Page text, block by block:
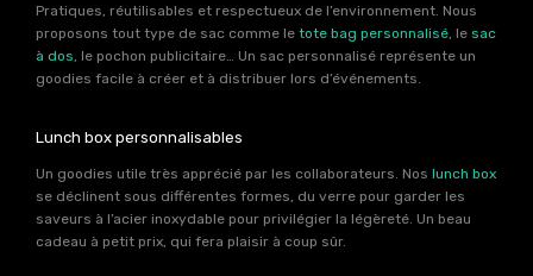
Pratiques, réutilisables et respectueux de l’environnement. Nous
proposons tout type de sac comme le tote bag personnalisé, le sac
à dos, le pochon publicitaire… Un sac personnalisé représente un
goodies facile à créer et à distribuer lors d’événements.
Lunch box personnalisables
Un goodies utile très apprécié par les collaborateurs. Nos lunch box
se déclinent sous différentes formes, du verre pour garder les
saveurs à l’acier inoxydable pour privilégier la légèreté. Un beau
cadeau à petit prix, qui fera plaisir à coup sûr.